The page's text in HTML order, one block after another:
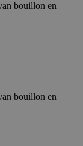
bouillon en
bouillon en